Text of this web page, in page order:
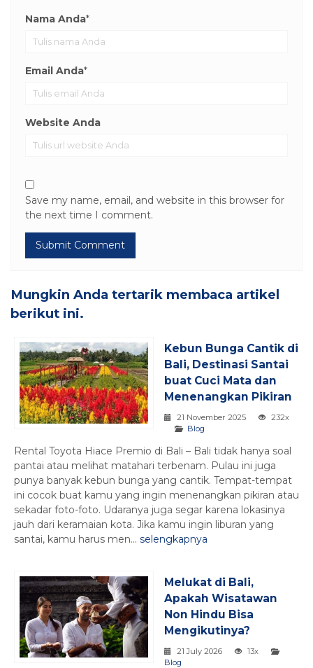
Nama Anda*
Email Anda*
Website Anda
Save my name, email, and website in this browser for
the next time I comment.
Mungkin Anda tertarik membaca artikel
berikut ini.
Kebun Bunga Cantik di
Bali, Destinasi Santai
buat Cuci Mata dan
Menenangkan Pikiran
21 November 2025
232x
Blog
Rental Toyota Hiace Premio di Bali – Bali tidak hanya soal
pantai atau melihat matahari terbenam. Pulau ini juga
punya banyak kebun bunga yang cantik. Tempat-tempat
ini cocok buat kamu yang ingin menenangkan pikiran atau
sekadar foto-foto. Udaranya juga segar karena lokasinya
jauh dari keramaian kota. Jika kamu ingin liburan yang
santai, kamu harus men... selengkapnya
Melukat di Bali,
Apakah Wisatawan
Non Hindu Bisa
Mengikutinya?
21 July 2026
13x
Blog